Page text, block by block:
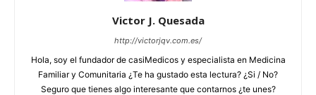
Victor J. Quesada
http://victorjqv.com.es/
Hola, soy el fundador de casiMedicos y especialista en Medicina
Familiar y Comunitaria ¿Te ha gustado esta lectura? ¿Si / No?
Seguro que tienes algo interesante que contarnos ¿te unes?